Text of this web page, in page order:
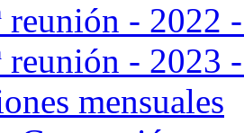
reunión - 2022
reunión - 2023
mensuales